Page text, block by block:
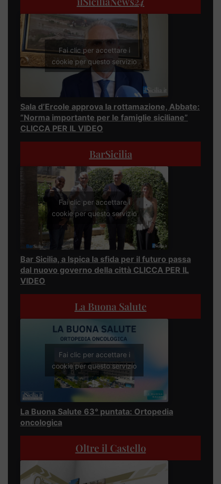
Fai clic per accettare i
cookie per questo servizio
Sala d’Ercole approva la rottamazione, Abbate:
“Norma importante per le famiglie siciliane”
CLICCA PER IL VIDEO
BarSicilia
Fai clic per accettare i
cookie per questo servizio
Bar Sicilia, a Ispica la sfida per il futuro passa
dal nuovo governo della città CLICCA PER IL
VIDEO
La Buona Salute
Fai clic per accettare i
cookie per questo servizio
La Buona Salute 63° puntata: Ortopedia
oncologica
Oltre il Castello